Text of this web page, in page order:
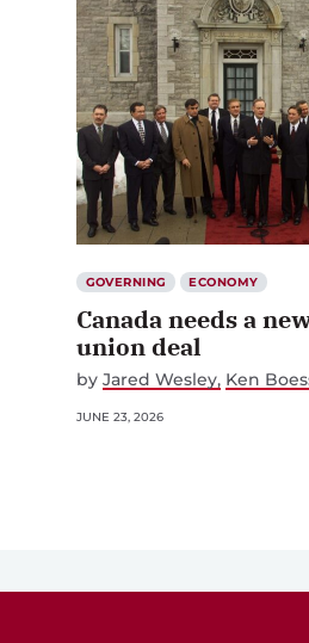
GOVERNING ECONOMY
Canada needs a
union deal
by Jared Wesley Ken
JUNE 23, 2026